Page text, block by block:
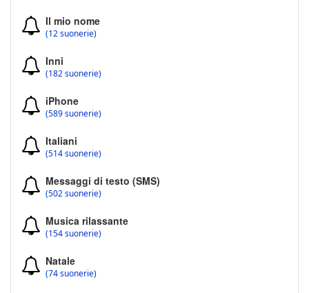
Il mio nome
(12 suonerie)
Inni
(182 suonerie)
iPhone
(589 suonerie)
Italiani
(514 suonerie)
Messaggi di testo (SMS)
(502 suonerie)
Musica rilassante
(154 suonerie)
Natale
(74 suonerie)